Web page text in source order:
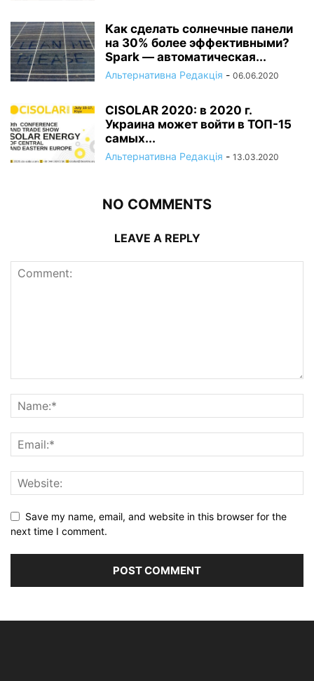
Как сделать солнечные панели
на 30% более эффективными?
Spark — автоматическая...
Альтернативна Редакція - 06.06.2020
CISOLAR 2020: в 2020 г.
Украина может войти в ТОП-15
самых...
Альтернативна Редакція - 13.03.2020
NO COMMENTS
LEAVE A REPLY
Save my name, email, and website in this browser for the
next time I comment.